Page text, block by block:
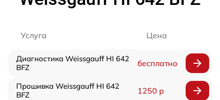
Услуга Цена
Диагностика Weissgauff HI 642
BFZ
бесплатно
Прошивка Weissgauff HI 642
BFZ
1250 р